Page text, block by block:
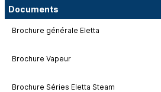
Documents
Brochure générale Eletta
Brochure Vapeur
Brochure Séries Eletta Steam